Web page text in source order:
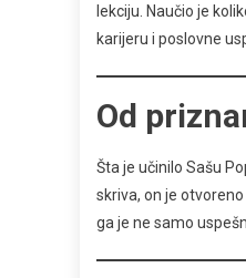
lekciju. Naučio je
karijeru i poslovne
Od
Šta je učinilo Sašu
skriva, on je
ga je ne samo